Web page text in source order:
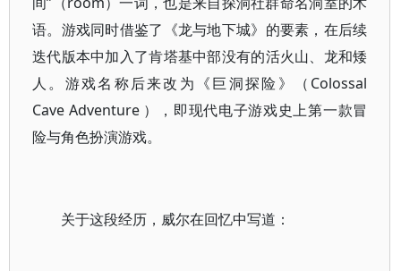
语。游戏同时借鉴了《龙与地下城》的要素，在后续
迭代版本中加入了肯塔基中部没有的活火山、龙和矮
人。游戏名称后来改为《巨洞探险》（Colossal
Cave Adventure ），即现代电子游戏史上第一款冒
险与角色扮演游戏。
关于这段经历，威尔在回忆中写道：